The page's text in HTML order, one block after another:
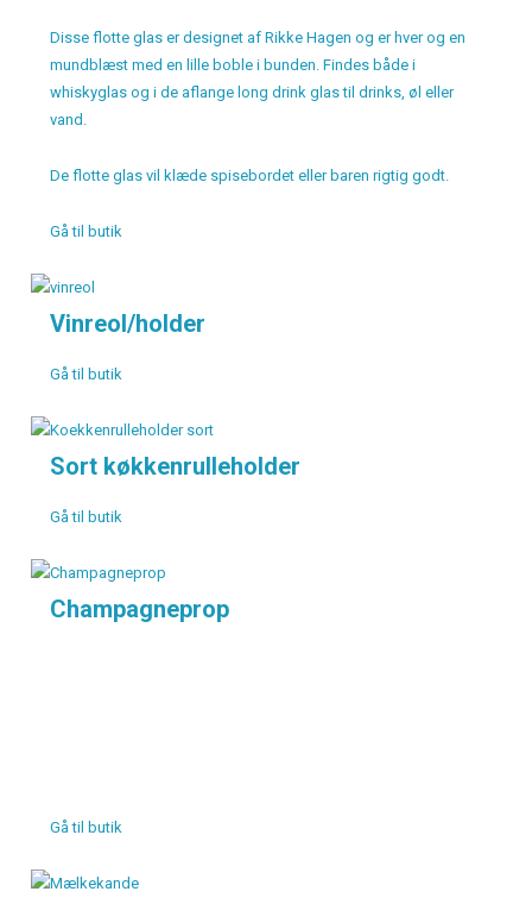
Disse flotte glas er designet af Rikke Hagen og er hver og en
mundblæst med en lille boble i bunden. Findes både i
whiskyglas og i de aflange long drink glas til drinks, øl eller
vand.
De flotte glas vil klæde spisebordet eller baren rigtig godt.
Gå til butik
Vinreol/holder
Gå til butik
Sort køkkenrulleholder
Gå til butik
Champagneprop
Gå til butik